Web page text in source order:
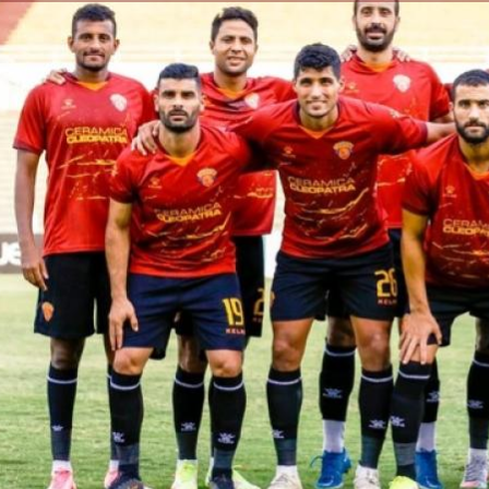
إلهام شرشر تكتب: دي مبقتش كورة..
دي سياسة
الكاتبة إلهام شرشر تهنئ الرئيس
السيسي بعيد ميلاده وتُشيد بجهوده
في بناء الدولة